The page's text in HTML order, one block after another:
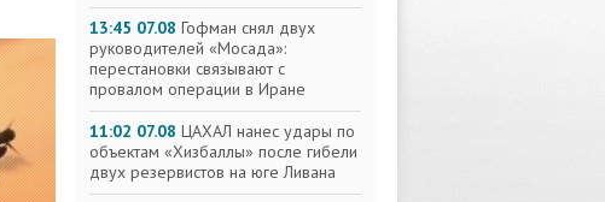
13:45 07.08 Гофман снял двух
руководителей «Мосада»:
перестановки связывают с
провалом операции в Иране
11:02 07.08 ЦАХАЛ нанес удары по
объектам «Хизбаллы» после гибели
двух резервистов на юге Ливана